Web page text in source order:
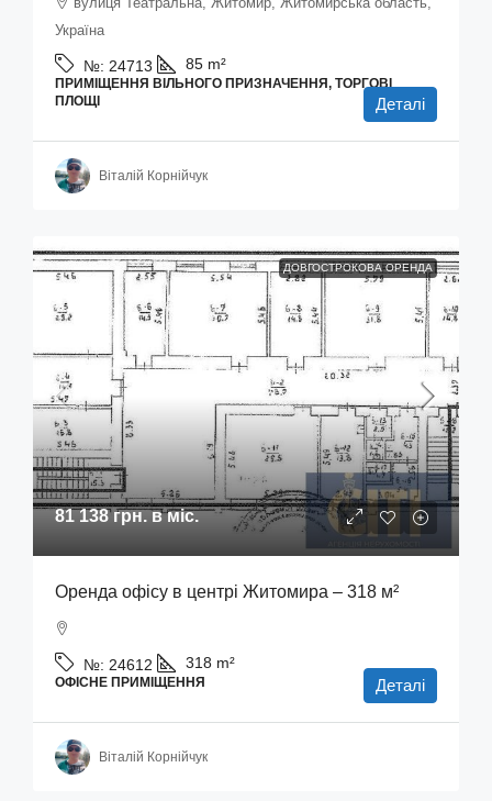
Україна
№: 24713 85 m²
ПРИМІЩЕННЯ ВІЛЬНОГО ПРИЗНАЧЕННЯ, ТОРГОВІ
ПЛОЩІ
Деталі
Віталій Корнійчук
ДОВГОСТРОКОВА ОРЕНДА
81 138 грн.в міс.
Оренда офісу в центрі Житомира – 318 м²
№: 24612 318 m²
ОФІСНЕ ПРИМІЩЕННЯ Деталі
Віталій Корнійчук